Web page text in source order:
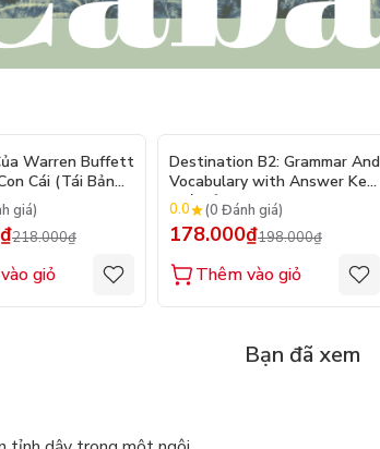
- 10%
Warren Buffett
Cái (Tái Bản
giá)
218.000₫
giỏ
- 10%
Destination B2: Grammar And
Vocabulary with Answer Key
(Tái Bản 2025)
0.0 (0 Đánh giá)
178.000₫198.000₫
Thêm vào giỏ
Bạn đã xem